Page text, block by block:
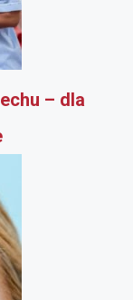
– dla